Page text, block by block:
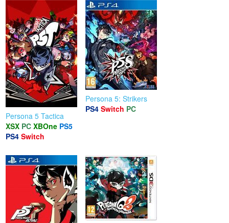
Persona 5 Tactica
XSX PC XBOne PS5
PS4 Switch
Persona 5: Strikers
PS4 Switch PC